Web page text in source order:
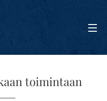
toimintaan